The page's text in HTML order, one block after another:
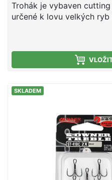
Trohák je vybaven
určené k lovu velkých ryb
SKLADEM